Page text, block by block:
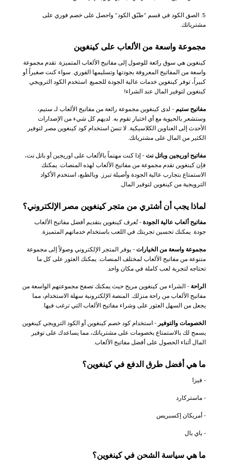
5. الصق الكود في قسم "طبّق الكود" واحصل على خصم فوري على
مشترياتك.
مجموعة واسعة من الألعاب على كينغوين
كينغوين هي سوق رائعة للوصول إلى مفاتيح الألعاب المتميزة. تقدم مجموعة
واسعة من المفاتيح المعروفة بجودتها وتسليمها الفوري. سواء كنت صغيراً أو
كبيراً، توفر كينغوين خدمات عالية الجودة للجميع. استخدم الكود الترويجي
كينغوين لتوفير المال عند الشراء!
مفاتيح ستيم - لدى كينغوين مجموعة رائعة من مفاتيح الألعاب لـ ستيم،
وستشعر بالحيوية مع أي اختيار تقوم به. لديهم كل شيء من الإصدارات
الأحدث إلى العناوين الكلاسيكية. لا تنسَ استخدام كود كينغوين مصر لتوفير
الكثير من المال على مشترياتك.
مفاتيح اوريجين وباتل نت - إذا كنت مهتماً بالألعاب على اوريجين أو باتل نت،
فإن كينغوين تقدم مجموعة من مفاتيح الألعاب لهذه المنصات. يمكنك
الاستمتاع بتجارب عالية الجودة وأصيلة تبرز. وبالطبع، استخدم الأكواد
الترويجية من كينغوين لتوفير المال.
لماذا يجب أن أشتري من متجر كينغوين مصر الإلكتروني؟
مفاتيح ألعاب عالية الجودة - تُعرف كينغوين بتقديم أفضل مفاتيح الألعاب
جودة. يمكنك تحسين تجربتك في اللعب باستخدام خدماتهم المتميزة.
مجموعة واسعة من الخيارات - يوفر المتجر الإلكتروني وصولاً إلى مجموعة
متنوعة من مفاتيح الألعاب لمختلف المنصات. يمكنك العثور على كل ما
تحتاجه لتجربة لعب كاملة في مكان واحد.
الراحة - الشراء من كينغوين مريح حيث يمكنك تصفح مجموعتهم الواسعة من
مفاتيح الألعاب من راحة منزلك. المنصة الإلكترونية سهلة الاستخدام، مما
يجعل من السهل العثور على وشراء مفاتيح الألعاب التي ترغب فيها.
الخصومات والتوفير - استخدام كود خصم كينغوين أو الكود الترويجي كينغوين
يسمح لك بالاستمتاع بخصومات على مشترياتك، مما يساعدك على توفير
المال أثناء الحصول على أفضل مفاتيح الألعاب.
ما هي أفضل طرق الدفع في كينغوين؟
- فيزا
- ماستركارد
- أمريكان إكسبريس
- باي بال
ما هي سياسة الشحن في كينغوين؟